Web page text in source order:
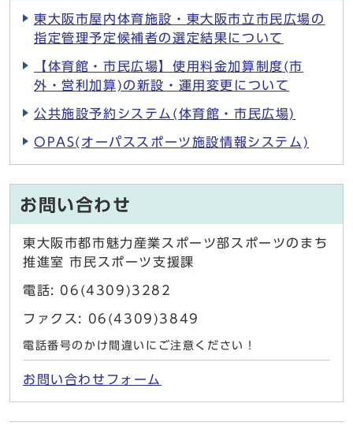
東大阪市屋内体育施設・東大阪市立市民広場の
指定管理予定候補者の選定結果について
【体育館・市民広場】使用料金加算制度(市
外・営利加算)の新設・運用変更について
公共施設予約システム(体育館・市民広場)
OPAS(オーパススポーツ施設情報システム)
お問い合わせ
東大阪市都市魅力産業スポーツ部スポーツのまち
推進室 市民スポーツ支援課
電話: 06(4309)3282
ファクス: 06(4309)3849
電話番号のかけ間違いにご注意ください！
お問い合わせフォーム